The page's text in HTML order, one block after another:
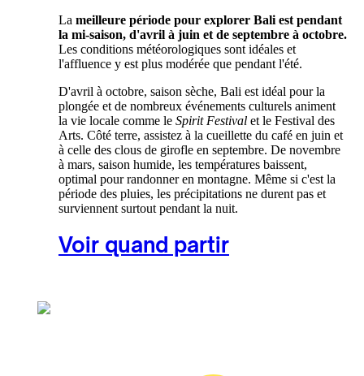
La meilleure période pour explorer Bali est pendant
la mi-saison, d'avril à juin et de septembre à octobre.
Les conditions météorologiques sont idéales et
l'affluence y est plus modérée que pendant l'été.
D'avril à octobre, saison sèche, Bali est idéal pour la
plongée et de nombreux événements culturels animent
la vie locale comme le Spirit Festivalet le Festival des
Arts. Côté terre, assistez à la cueillette du café en juin et
à celle des clous de girofle en septembre. De novembre
à mars, saison humide, les températures baissent,
optimal pour randonner en montagne. Même si c'est la
période des pluies, les précipitations ne durent pas et
surviennent surtout pendant la nuit.
Voir quand partir